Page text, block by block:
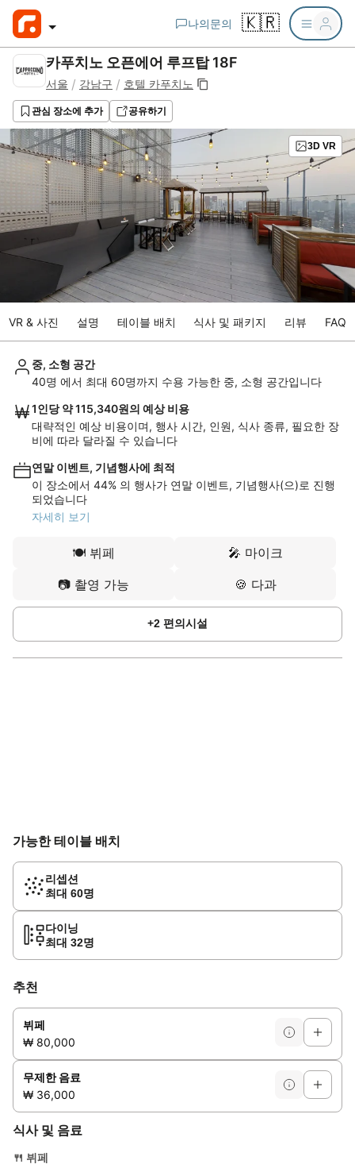
나의문의 🇰🇷
카푸치노 오픈에어 루프탑 18F
서울 / 강남구 / 호텔 카푸치노
관심 장소에 추가 공유하기
3D VR
VR & 사진 설명 테이블 배치 식사 및 패키지 리뷰 FAQ
중, 소형 공간
40명 에서 최대 60명까지 수용 가능한 중, 소형 공간입니다
1인당 약 115,340원의 예상 비용
대략적인 예상 비용이며, 행사 시간, 인원, 식사 종류, 필요한 장
비에 따라 달라질 수 있습니다
연말 이벤트, 기념행사에 최적
이 장소에서 44% 의 행사가 연말 이벤트, 기념행사(으)로 진행
되었습니다
자세히 보기
🍽️ 뷔페 🎤 마이크
📷 촬영 가능 🍪 다과
+2 편의시설
가능한 테이블 배치
리셉션
최대 60명
다이닝
최대 32명
추천
뷔페
₩ 80,000
무제한 음료
₩ 36,000
식사 및 음료
🍴 뷔페